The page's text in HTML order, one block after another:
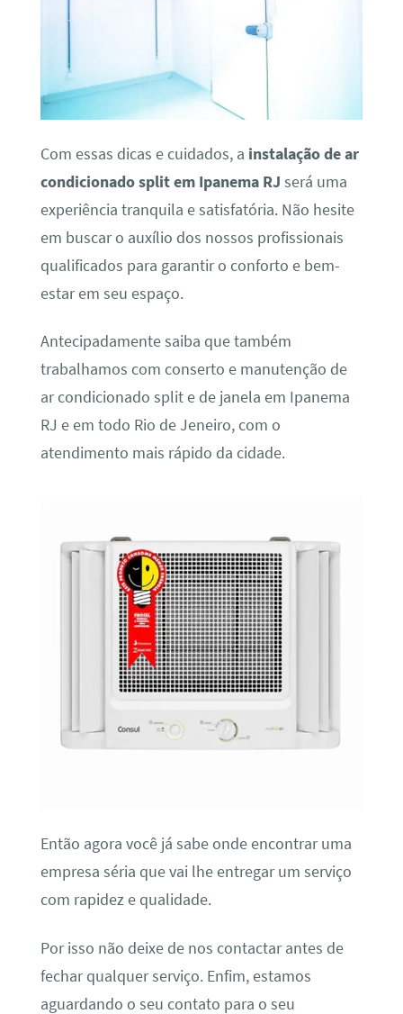
Com essas dicas e cuidados, a instalação de ar
condicionado split em Ipanema RJ será uma
experiência tranquila e satisfatória. Não hesite
em buscar o auxílio dos nossos profissionais
qualificados para garantir o conforto e bem-
estar em seu espaço.
Antecipadamente saiba que também
trabalhamos com conserto e manutenção de
ar condicionado split e de janela em Ipanema
RJ e em todo Rio de Jeneiro, com o
atendimento mais rápido da cidade.
Então agora você já sabe onde encontrar uma
empresa séria que vai lhe entregar um serviço
com rapidez e qualidade.
Por isso não deixe de nos contactar antes de
fechar qualquer serviço. Enfim, estamos
aguardando o seu contato para o seu